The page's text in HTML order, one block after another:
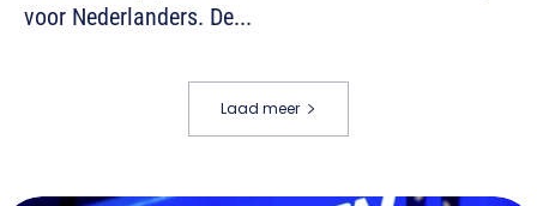
voor Nederlanders. De...
Laad meer